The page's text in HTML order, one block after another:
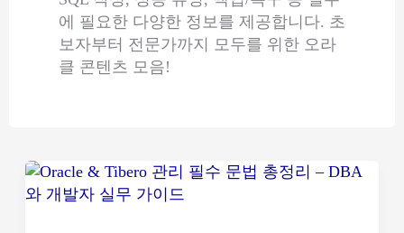
에 필요한 다양한 정보를 제공합니다. 초
보자부터 전문가까지 모두를 위한 오라
클 콘텐츠 모음!